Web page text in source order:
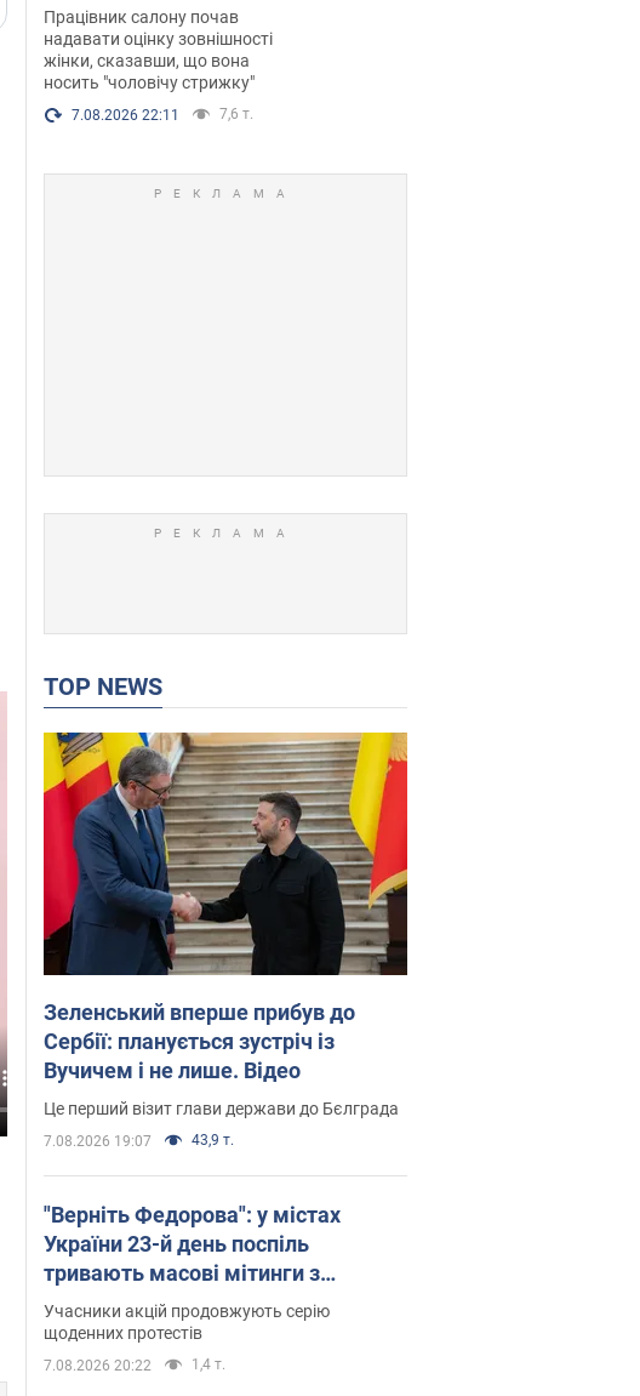
після хімієтерапії,
розгорівся скандал.
Фото
Працівник салону почав
надавати оцінку зовнішності
жінки, сказавши, що вона
носить "чоловічу стрижку"
7.08.2026 22:11 7,6 т.
TOP NEWS
Зеленський вперше прибув до
Сербії: планується зустріч із
Вучичем і не лише. Відео
Це перший візит глави держави до Бєлграда
7.08.2026 19:07 43,9 т.
"Верніть Федорова": у містах
України 23-й день поспіль
тривають масові мітинги з
картонками. Фото і відео
Учасники акцій продовжують серію
щоденних протестів
7.08.2026 20:22 1,4 т.